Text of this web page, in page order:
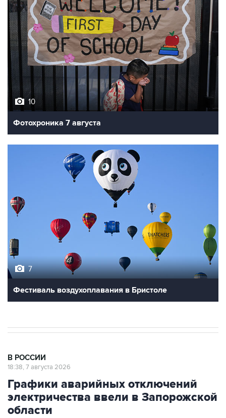
10
Фотохроника 7 августа
7
Фестиваль воздухоплавания в Бристоле
В РОССИИ
18:38, 7 августа 2026
Графики аварийных отключений
электричества ввели в Запорожской
области